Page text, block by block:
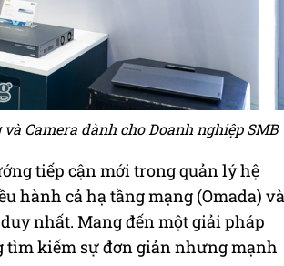
Camera dành cho Doanh nghiệp SMB
tiếp cận mới trong quản lý hệ
hành cả hạ tầng mạng (Omada) và
nhất. Mang đến một giải pháp
tìm kiếm sự đơn giản nhưng mạnh